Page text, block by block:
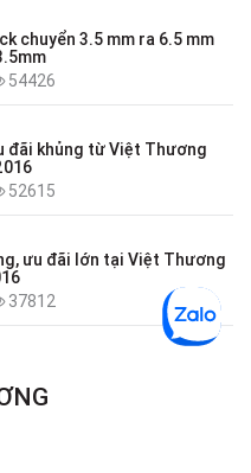
chuyển 3.5 mm ra 6.5 mm
54426
đãi khủng từ Việt Thương
52615
ưu đãi lớn tại Việt Thương
37812